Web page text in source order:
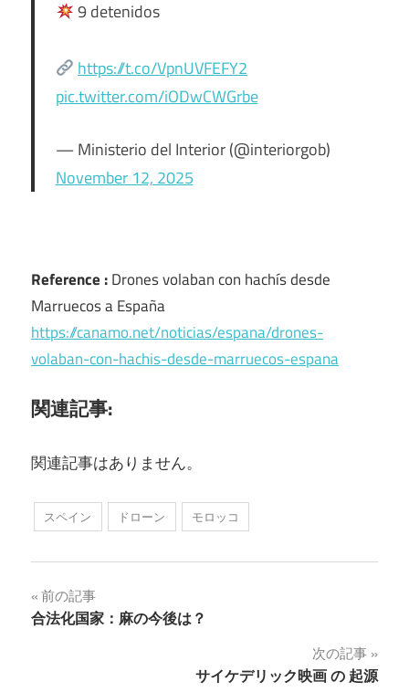
9 detenidos
https://t.co/VpnUVFEFY2
pic.twitter.com/iODwCWGrbe
— Ministerio del Interior (@interiorgob)
November 12, 2025
Reference :Drones volaban con hachís desde
Marruecos a España
https://canamo.net/noticias/espana/drones-
volaban-con-hachis-desde-marruecos-espana
関連記事:
関連記事はありません。
スペイン ドローン モロッコ
投
稿
前の記事
合法化国家：麻の今後は？
次の記事
サイケデリック映画 の 起源